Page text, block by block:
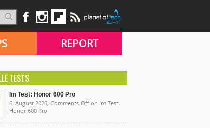
REPORT
TESTS
Im Test: Honor 600 Pro
6. August 2026, Comments Off on Im Test:
Honor 600 Pro